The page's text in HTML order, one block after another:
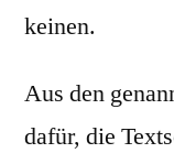
keinen.
Aus den
dafür, die